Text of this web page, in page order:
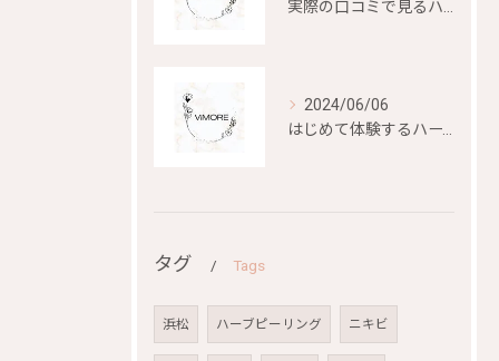
2024/06/06
タグ Tags
浜松 ハーブピーリング ニキビ